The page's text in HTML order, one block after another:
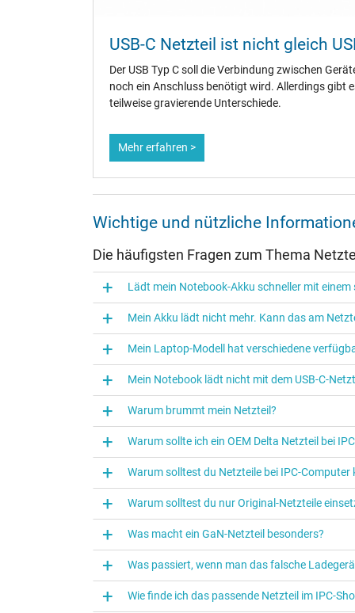
oder anderen Themen besuchen Sie gerne unsere
eigenenIPC-Blog.
Kategorisierung
Kategorie
Verwendung
Auszug passender Modelle für P/N 90XB04EN-
Sie haben diesen Artikel anhand einer
der Bestellung bitte den Hersteller und die Modell
Wie identifiziere ich mein Notebook Modell?
USB-C Netzteil ist nicht gleich
Der USB Typ C soll die Verbindung zwischen
noch ein Anschluss benötigt wird. Allerdings gibt
teilweise gravierende Unterschiede.
Mehr erfahren >
Wichtige und nützliche
Die häufigsten Fragen zum Thema
Lädt mein Notebook-Akku schneller mit einem
Mein Akku lädt nicht mehr. Kann das am
Mein Laptop-Modell hat verschiedene
Mein Notebook lädt nicht mit dem USB-C-
Warum brummt mein Netzteil?
Warum sollte ich ein OEM Delta Netzteil bei
Warum solltest du Netzteile bei IPC‑Computer
Warum solltest du nur Original-Netzteile
Was macht ein GaN-Netzteil besonders?
Was passiert, wenn man das falsche
Wie finde ich das passende Netzteil im IPC-